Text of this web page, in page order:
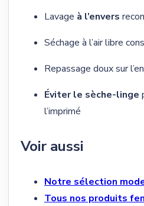
Lavage à l’envers
Séchage à l’air libre
Repassage doux sur
Éviter le sèche-linge
l’imprimé
Voir aussi
Notre sélection
Tous nos produits